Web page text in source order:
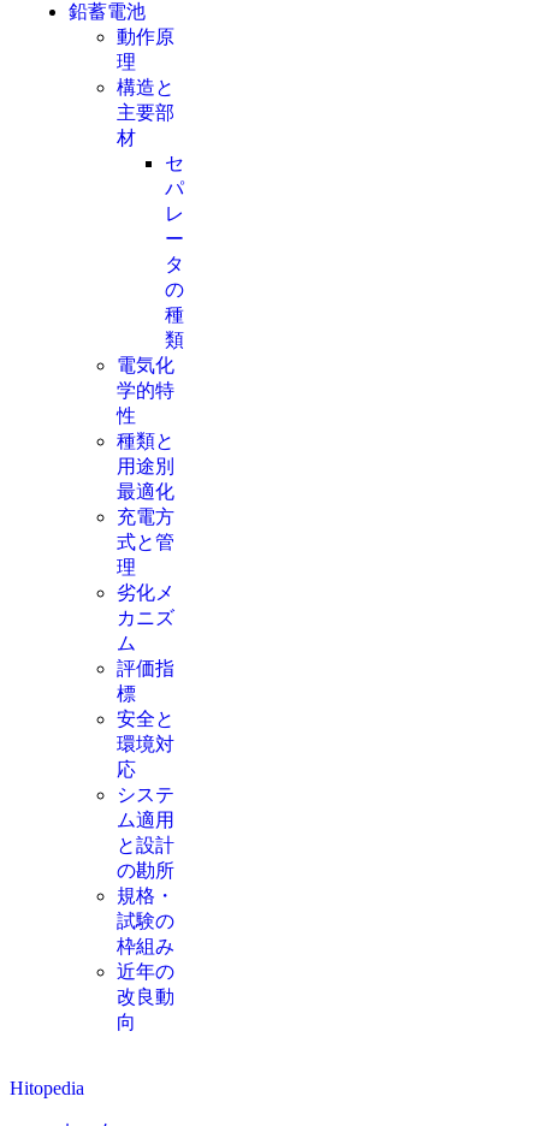
鉛蓄電池
動作原
理
構造と
主要部
材
セ
パ
レ
ー
タ
の
種
類
電気化
学的特
性
種類と
用途別
最適化
充電方
式と管
理
劣化メ
カニズ
ム
評価指
標
安全と
環境対
応
システ
ム適用
と設計
の勘所
規格・
試験の
枠組み
近年の
改良動
向
Hitopedia